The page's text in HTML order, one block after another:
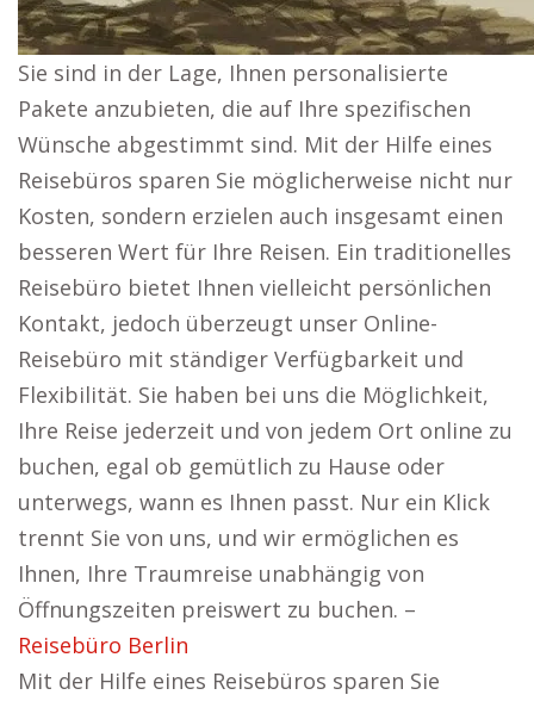
Sie sind in der Lage, Ihnen personalisierte
Pakete anzubieten, die auf Ihre spezifischen
Wünsche abgestimmt sind. Mit der Hilfe eines
Reisebüros sparen Sie möglicherweise nicht nur
Kosten, sondern erzielen auch insgesamt einen
besseren Wert für Ihre Reisen. Ein traditionelles
Reisebüro bietet Ihnen vielleicht persönlichen
Kontakt, jedoch überzeugt unser Online-
Reisebüro mit ständiger Verfügbarkeit und
Flexibilität. Sie haben bei uns die Möglichkeit,
Ihre Reise jederzeit und von jedem Ort online zu
buchen, egal ob gemütlich zu Hause oder
unterwegs, wann es Ihnen passt. Nur ein Klick
trennt Sie von uns, und wir ermöglichen es
Ihnen, Ihre Traumreise unabhängig von
Öffnungszeiten preiswert zu buchen. –
Reisebüro Berlin
Mit der Hilfe eines Reisebüros sparen Sie